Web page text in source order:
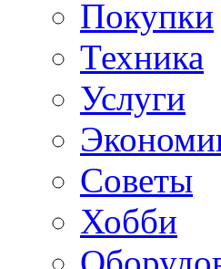
Покупки
Техника
Услуги
Советы
Хобби